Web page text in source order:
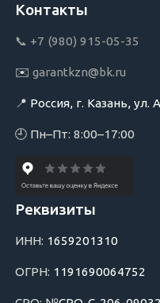
Контакты
📞 +7 (980) 915-05-35
✉️ garantkzn@bk.ru
📍 Россия, г. Казань, ул.
🕘 Пн–Пт: 8:00–17:00
Реквизиты
ИНН: 1659201310
ОГРН: 1191690064752